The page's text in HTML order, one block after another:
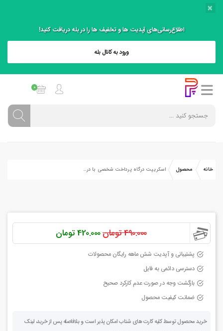
×
اطلاع‌رسانی‌های آپدیت ها و تخفیف ها را در بله دریافت کنید!
ورود به کانال بله
0
خانه محصول اسکریپت درگاه پرداخت شخصی با درگاه های ایرانی
490.000 تومان
قیمت
اصلی:
420.000 تومان
پشتیبانی و آپدیت شش ماهه رایگان محصولات
دسترسی دائمی به فایل
بازگشت وجه در صورت عدم کارکرد صحیح
ضمانت کیفیت محصول
خرید محصول توسط کلیه کارت های شتاب امکان پذیر است و بلافاصله پس از خرید، لینک